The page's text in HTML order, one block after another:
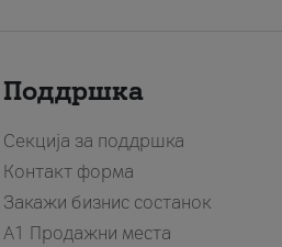
Поддршка
Секција за поддршка
Контакт форма
Закажи бизнис состанок
A1 Продажни места